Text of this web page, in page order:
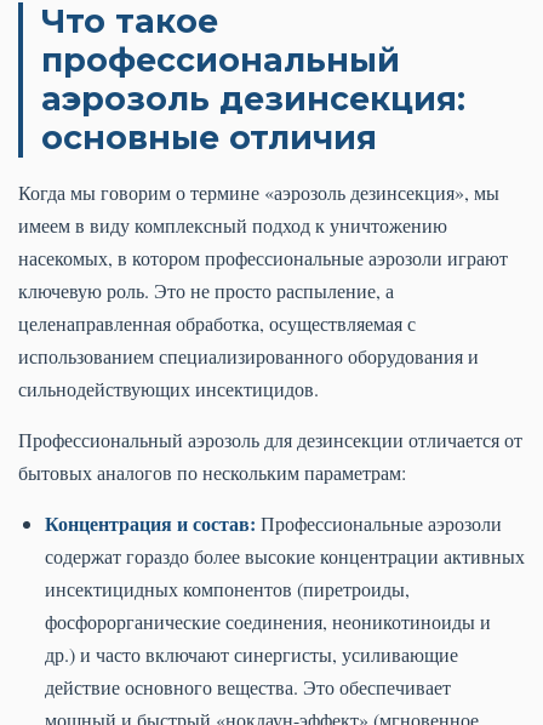
Что такое
профессиональный
аэрозоль дезинсекция:
основные отличия
Когда мы говорим о термине «аэрозоль дезинсекция», мы
имеем в виду комплексный подход к уничтожению
насекомых, в котором профессиональные аэрозоли играют
ключевую роль. Это не просто распыление, а
целенаправленная обработка, осуществляемая с
использованием специализированного оборудования и
сильнодействующих инсектицидов.
Профессиональный аэрозоль для дезинсекции отличается от
бытовых аналогов по нескольким параметрам:
Концентрация и состав: Профессиональные аэрозоли
содержат гораздо более высокие концентрации активных
инсектицидных компонентов (пиретроиды,
фосфорорганические соединения, неоникотиноиды и
др.) и часто включают синергисты, усиливающие
действие основного вещества. Это обеспечивает